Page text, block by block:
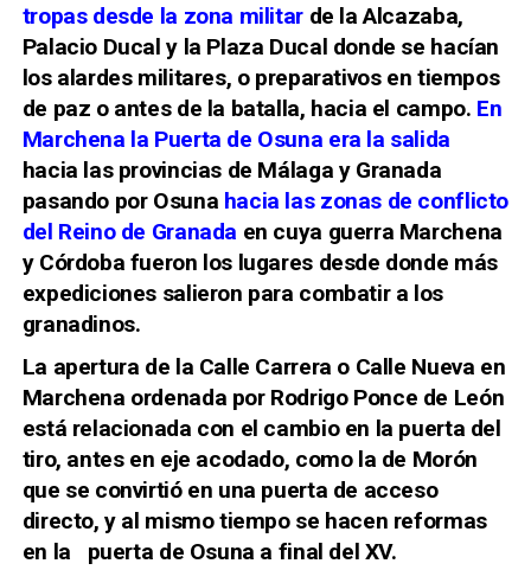
tropas desde la zona militarde la Alcazaba,
Palacio Ducal y la Plaza Ducal donde se hacían
los alardes militares, o preparativos en tiempos
de paz o antes de la batalla, hacia el campo. En
Marchena la Puerta de Osuna era la salida
hacia las provincias de Málaga y Granada
pasando por Osuna hacia las zonas de conflicto
del Reino de Granada en cuya guerra Marchena
y Córdoba fueron los lugares desde donde más
expediciones salieron para combatir a los
granadinos.
La apertura de la Calle Carrera o Calle Nueva en
Marchena ordenada por Rodrigo Ponce de León
está relacionada con el cambio en la puerta del
tiro, antes en eje acodado, como la de Morón
que se convirtió en una puerta de acceso
directo, y al mismo tiempo se hacen reformas
en la puerta de Osuna a final del XV.